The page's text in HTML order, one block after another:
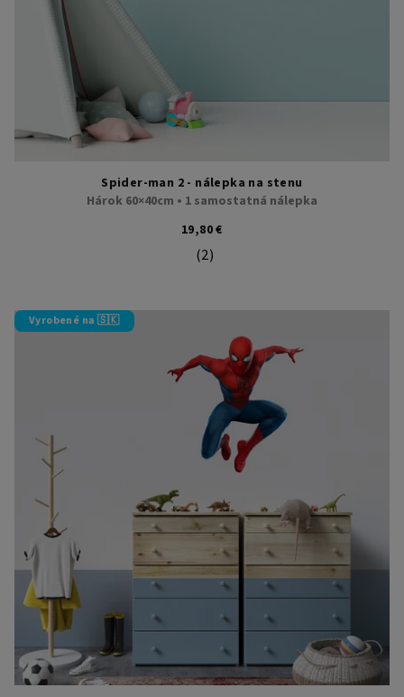
Spider-man 2 - nálepka na stenu
Hárok 60×40cm • 1 samostatná nálepka
19,80 €
Priemerné hodnotenie produktu
(2)
Vyrobené na 🇸🇰